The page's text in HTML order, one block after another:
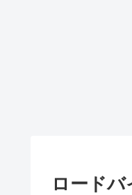
ロード